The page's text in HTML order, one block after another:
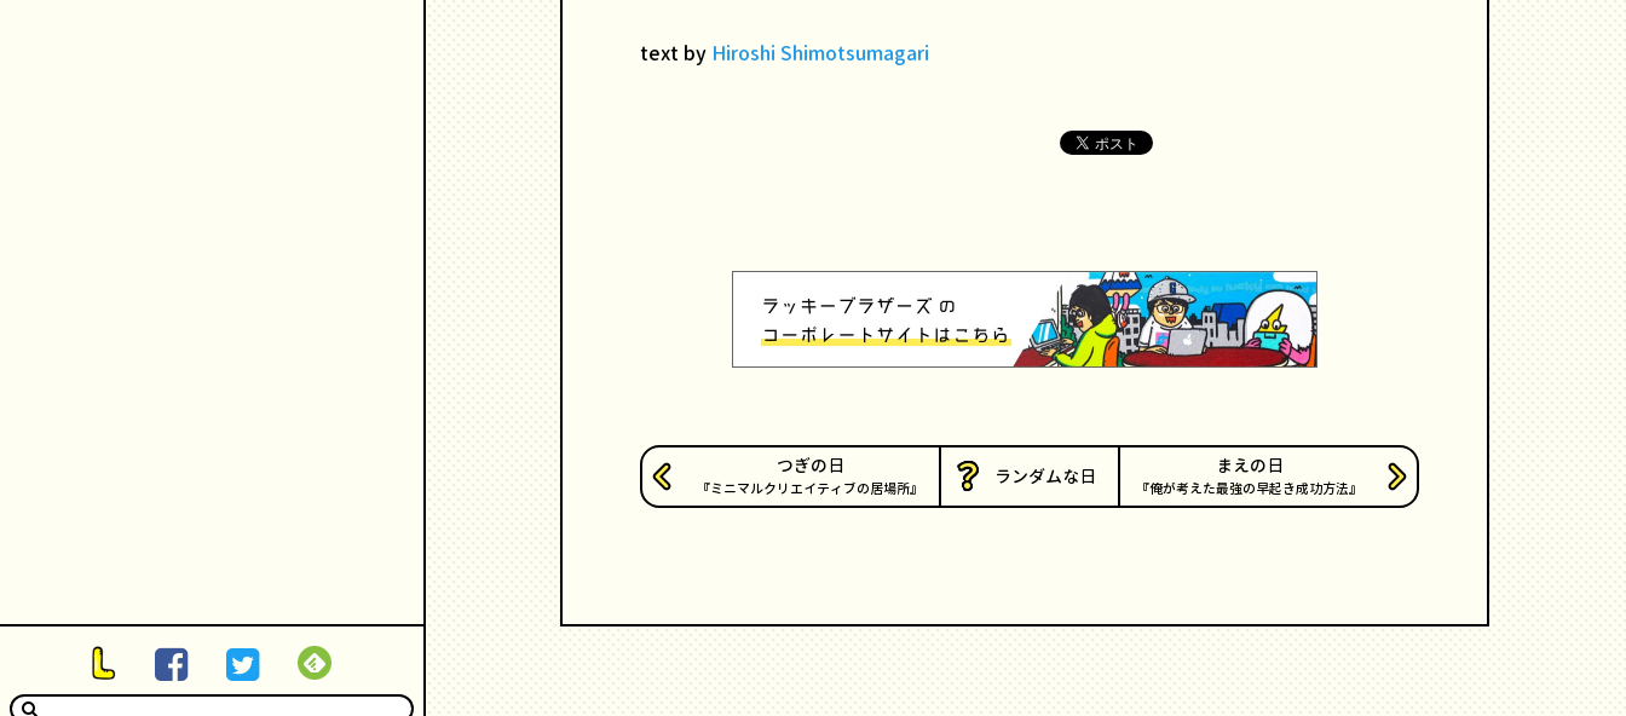
text by Hiroshi Shimotsumagari
つぎの日
ミニマルクリエイティブの居場所
ランダムな日 まえの日
俺が考えた最強の早起き成功方法